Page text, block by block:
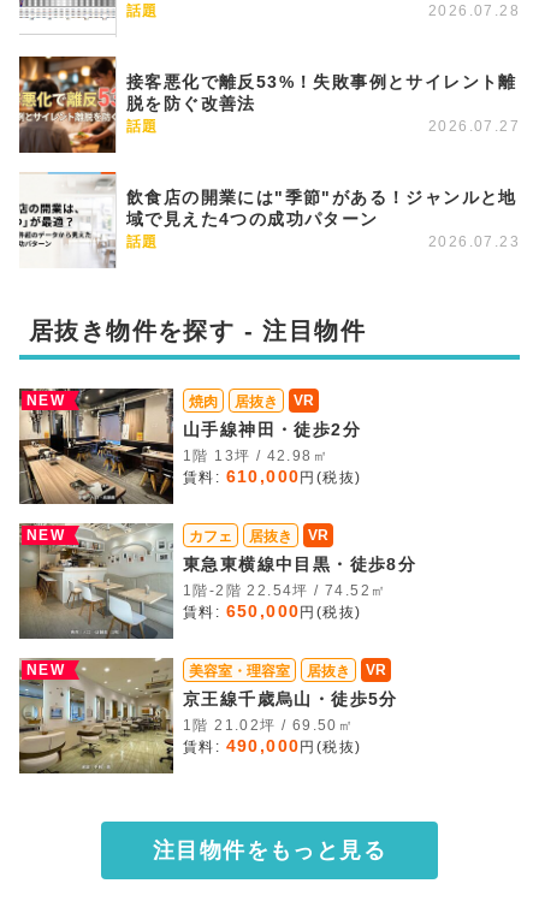
話題 2026.07.28
接客悪化で離反53%！失敗事例とサイレント離
脱を防ぐ改善法
話題 2026.07.27
飲食店の開業には"季節"がある！ジャンルと地
域で見えた4つの成功パターン
話題 2026.07.23
居抜き物件を探す - 注目物件
NEW 焼肉 居抜き VR
山手線神田・徒歩2分
1階 13坪 / 42.98㎡
賃料: 610,000 円(税抜)
NEW カフェ 居抜き VR
東急東横線中目黒・徒歩8分
1階-2階 22.54坪 / 74.52㎡
賃料: 650,000 円(税抜)
NEW 美容室・理容室 居抜き VR
京王線千歳烏山・徒歩5分
1階 21.02坪 / 69.50㎡
賃料: 490,000 円(税抜)
注目物件をもっと見る